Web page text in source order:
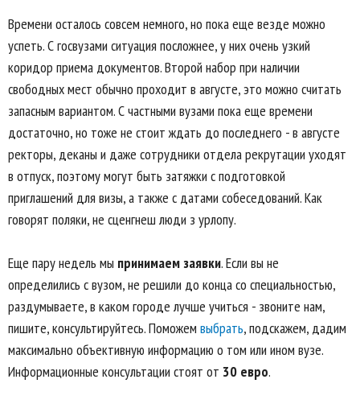
Времени осталось совсем немного, но пока еще везде можно
успеть. С госвузами ситуация посложнее, у них очень узкий
коридор приема документов. Второй набор при наличии
свободных мест обычно проходит в августе, это можно считать
запасным вариантом. С частными вузами пока еще времени
достаточно, но тоже не стоит ждать до последнего - в августе
ректоры, деканы и даже сотрудники отдела рекрутации уходят
в отпуск, поэтому могут быть затяжки с подготовкой
приглашений для визы, а также с датами собеседований. Как
говорят поляки, не сценгнеш люди з урлопу.
Еще пару недель мы принимаем заявки. Если вы не
определились с вузом, не решили до конца со специальностью,
раздумываете, в каком городе лучше учиться - звоните нам,
пишите, консультируйтесь. Поможем выбрать, подскажем, дадим
максимально объективную информацию о том или ином вузе.
Информационные консультации стоят от 30 евро.